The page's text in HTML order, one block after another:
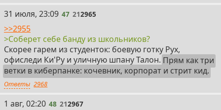
47
31 июля, 23:09 47 212965
>>2955
>Соберет себе банду из школьников?
Скорее гарем из студенток: боевую готку Рух,
офиследи Ки'Ру и уличную шпану Талон. Прям как три
ветки в киберпанке: кочевник, корпорат и стрит кид.
Ответы 2968
48
1 авг, 02:20 48 212967